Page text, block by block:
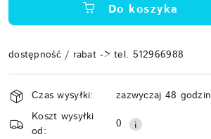
Do koszyka
dostępność / rabat -> tel. 512966988
Wyślij
Dostępność
i
dostawa
Czas wysyłki:
zazwyczaj 48 godzin
Koszt wysyłki
od:
0